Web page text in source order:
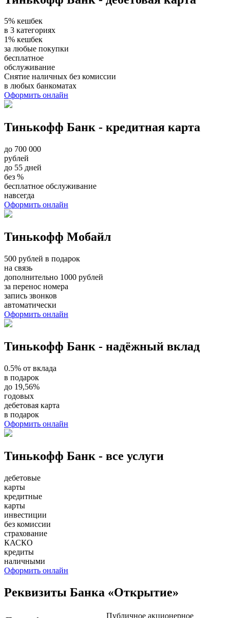
5% кешбек
в 3 категориях
1% кешбек
за любые покупки
бесплатное
обслуживание
Снятие наличных без комиссии
в любых банкоматах
Оформить онлайн
Тинькофф Банк - кредитная карта
до 700 000
рублей
до 55 дней
без %
бесплатное обслуживание
навсегда
Оформить онлайн
Тинькофф Мобайл
500 рублей в подарок
на связь
дополнительно 1000 рублей
за перенос номера
запись звонков
автоматически
Оформить онлайн
Тинькофф Банк - надёжный вклад
0.5% от вклада
в подарок
до 19,56%
годовых
дебетовая карта
в подарок
Оформить онлайн
Тинькофф Банк - все услуги
дебетовые
карты
кредитные
карты
инвестиции
без комиссии
страхование
КАСКО
кредиты
наличными
Оформить онлайн
Реквизиты Банка «Открытие»
Публичное акционерное